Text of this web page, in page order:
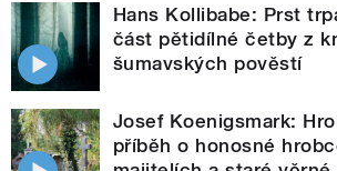
Hans Kollibabe: Prst
část pětidílné četby z
šumavských pověstí
Josef Koenigsmark:
příběh o honosné